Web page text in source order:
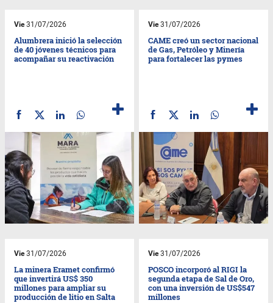
Vie31/07/2026
Alumbrera inició la selección
de 40 jóvenes técnicos para
acompañar su reactivación
Vie31/07/2026
CAME creó un sector nacional
de Gas, Petróleo y Minería
para fortalecer las pymes
Vie31/07/2026
La minera Eramet confirmó
que invertirá US$ 350
millones para ampliar su
producción de litio en Salta
Vie31/07/2026
POSCO incorporó al RIGI la
segunda etapa de Sal de Oro,
con una inversión de US$547
millones